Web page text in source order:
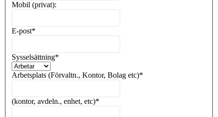
Mobil (privat):
E-post*
Sysselsättning*
Arbetsplats (Förvaltn., Kontor, Bolag etc)*
(kontor, avdeln., enhet, etc)*